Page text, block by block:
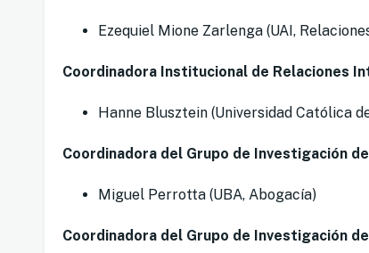
Ezequiel Mione Zarlenga (UAI,
Coordinadora Institucional de Relaciones
Hanne Blusztein (Universidad Católica
Coordinadora del Grupo de Investigación
Miguel Perrotta (UBA, Abogacía)
Coordinadora del Grupo de Investigación